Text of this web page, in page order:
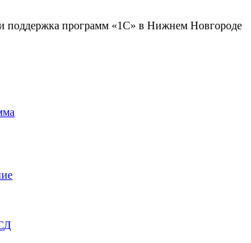
поддержка программ «1С» в Нижнем Новгороде